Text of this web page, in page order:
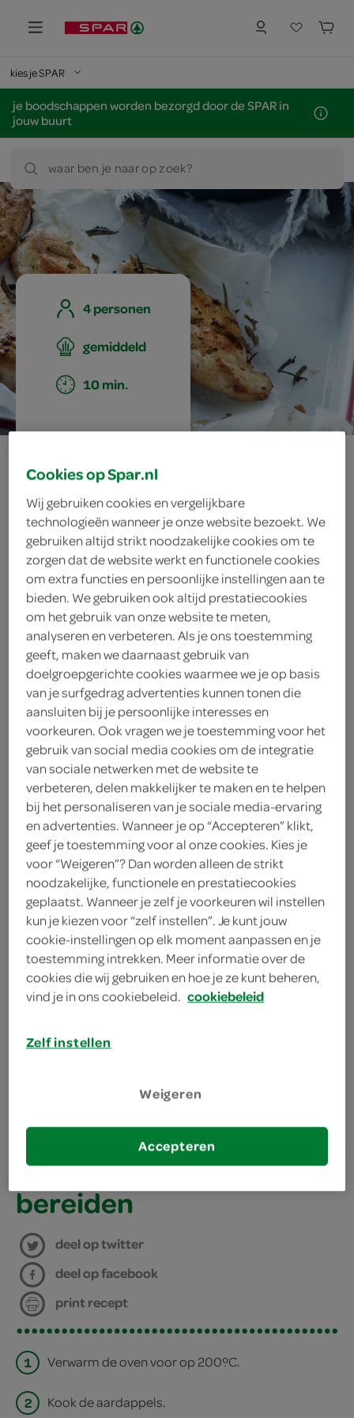
kies je SPAR
je boodschappen worden bezorgd door de SPAR in
jouw buurt
waar ben je naar op zoek?
4 personen
gemiddeld
10 min.
knoflookkip met
preistamppotje
ingrediënten
50 gram Parmezaanse kaas
1 eetlepel boter
50 milliliter melk
400 gram preien
1 eetlepel citroensap
1 theelepel citroenrasp
4 teentjes knoflook
1 takje rozemarijn
2 laurierblaadjes
2 eetlepels olijfolie
4 kipfilets
600 gram aardappels
bakplaat met bakpapier
bereiden
deel op twitter
deel op facebook
print recept
1 Verwarm de oven voor op 200ºC.
2 Kook de aardappels.
Cookies op Spar.nl
Wij gebruiken cookies en vergelijkbare
technologieën wanneer je onze website bezoekt. We
gebruiken altijd strikt noodzakelijke cookies om te
zorgen dat de website werkt en functionele cookies
om extra functies en persoonlijke instellingen aan te
bieden. We gebruiken ook altijd prestatiecookies
om het gebruik van onze website te meten,
analyseren en verbeteren. Als je ons toestemming
geeft, maken we daarnaast gebruik van
doelgroepgerichte cookies waarmee we je op basis
van je surfgedrag advertenties kunnen tonen die
aansluiten bij je persoonlijke interesses en
voorkeuren. Ook vragen we je toestemming voor het
gebruik van social media cookies om de integratie
van sociale netwerken met de website te
verbeteren, delen makkelijker te maken en te helpen
bij het personaliseren van je sociale media-ervaring
en advertenties. Wanneer je op “Accepteren” klikt,
geef je toestemming voor al onze cookies. Kies je
voor “Weigeren”? Dan worden alleen de strikt
noodzakelijke, functionele en prestatiecookies
geplaatst. Wanneer je zelf je voorkeuren wil instellen
kun je kiezen voor “zelf instellen”. Je kunt jouw
cookie-instellingen op elk moment aanpassen en je
toestemming intrekken. Meer informatie over de
cookies die wij gebruiken en hoe je ze kunt beheren,
vind je in ons cookiebeleid. cookiebeleid
Zelf instellen
Weigeren
Accepteren